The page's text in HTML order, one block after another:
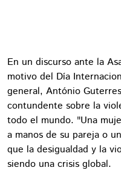
En un discurso ante la
motivo del Día
general, António
contundente sobre la
todo el mundo. "Una
a manos de su pareja o
que la desigualdad y la
siendo una crisis global.